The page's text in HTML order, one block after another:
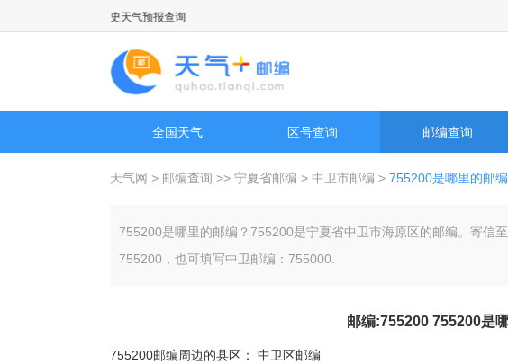
天气预报以及历史天气预报查询
全国天气 区号查询 邮编查询
天气网 > 邮编查询 >> 宁夏省邮编 > 中卫市邮编 > 755200是哪里的邮编
755200是哪里的邮编？755200是宁夏省中卫市海原区的邮编。寄信
755200，也可填写中卫邮编：755000.
邮编:755200 755200是
755200邮编周边的县区： 中卫区邮编